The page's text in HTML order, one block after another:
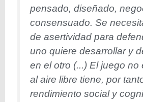
pensado, diseñado,
consensuado. Se
de asertividad para
uno quiere desarrollar y
en el otro (...) El juego no
al aire libre tiene, por
rendimiento social y